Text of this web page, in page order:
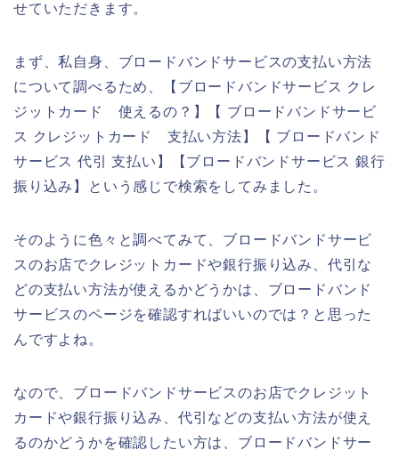
せていただきます。
まず、私自身、ブロードバンドサービスの支払い方法
について調べるため、【ブロードバンドサービス クレ
ジットカード 使えるの？】【 ブロードバンドサービ
ス クレジットカード 支払い方法】【 ブロードバンド
サービス 代引 支払い】【ブロードバンドサービス 銀行
振り込み】という感じで検索をしてみました。
そのように色々と調べてみて、ブロードバンドサービ
スのお店でクレジットカードや銀行振り込み、代引な
どの支払い方法が使えるかどうかは、ブロードバンド
サービスのページを確認すればいいのでは？と思った
んですよね。
なので、ブロードバンドサービスのお店でクレジット
カードや銀行振り込み、代引などの支払い方法が使え
るのかどうかを確認したい方は、ブロードバンドサー